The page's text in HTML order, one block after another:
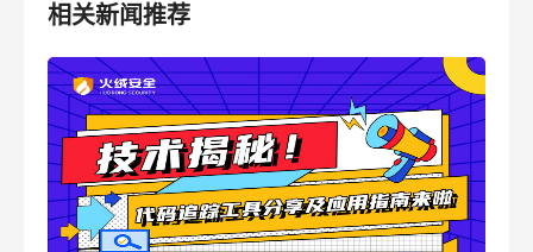
相关新闻推荐